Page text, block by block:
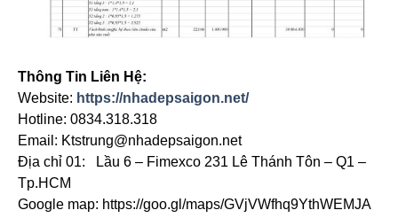
Thông Tin Liên Hệ:
Website: https://nhadepsaigon.net/
Hotline: 0834.318.318
Email: Ktstrung@nhadepsaigon.net
Địa chỉ 01: Lầu 6 – Fimexco 231 Lê Thánh Tôn – Q1 –
Tp.HCM
Google map: https://goo.gl/maps/GVjVWfhq9YthWEMJA